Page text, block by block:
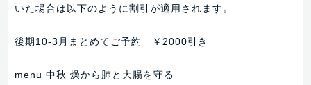
いた場合は以下のように割引が適用されます。
後期10-3月まとめてご予約 ￥2000引き
menu 中秋 燥から肺と大腸を守る